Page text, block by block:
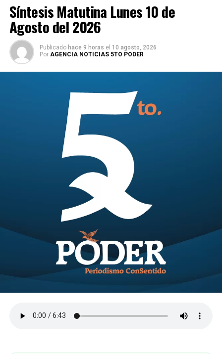
Síntesis Matutina Lunes 10 de
Agosto del 2026
Publicado hace 9 horas el 10 agosto, 2026
Por AGENCIA NOTICIAS 5TO PODER